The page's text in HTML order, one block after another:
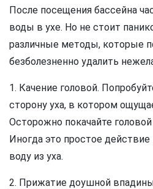
После посещения бассейна
воды в ухе. Но не стоит
различные методы, которые
безболезненно удалить
1. Качение головой.
сторону уха, в котором
Осторожно покачайте
Иногда это простое
воду из уха.
2. Прижатие доушной